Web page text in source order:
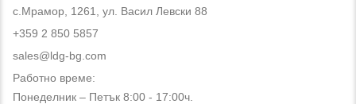
с.Мрамор, 1261, ул. Васил Левски 88
+359 2 850 5857
sales@ldg-bg.com
Работно време:
Понеделник – Петък 8:00 - 17:00ч.